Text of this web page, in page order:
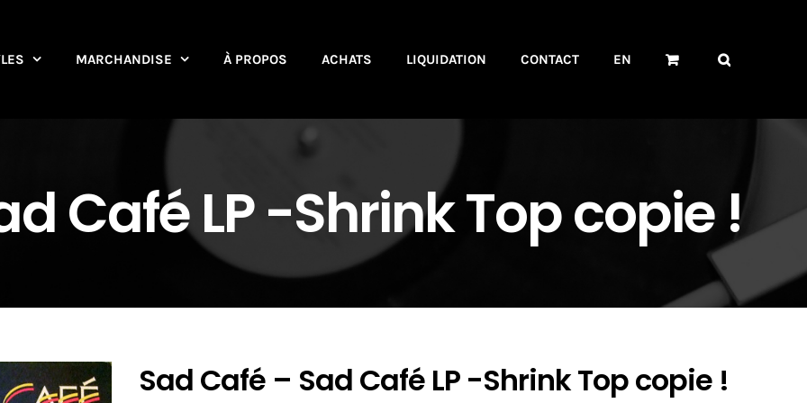
MARCHANDISE À PROPOS ACHATS LIQUIDATION CONTACT EN
Café LP -Shrink Top copie !
Sad Café – Sad Café LP -Shrink Top copie !